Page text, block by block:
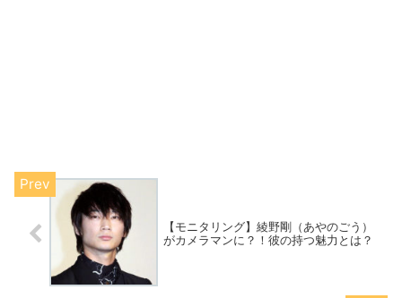
【モニタリング】綾野剛（あやのごう）
がカメラマンに？！彼の持つ魅力とは？